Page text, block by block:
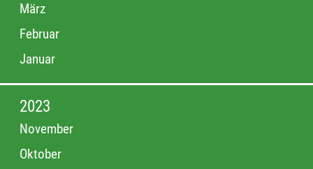
März
Februar
Januar
2023
November
Oktober